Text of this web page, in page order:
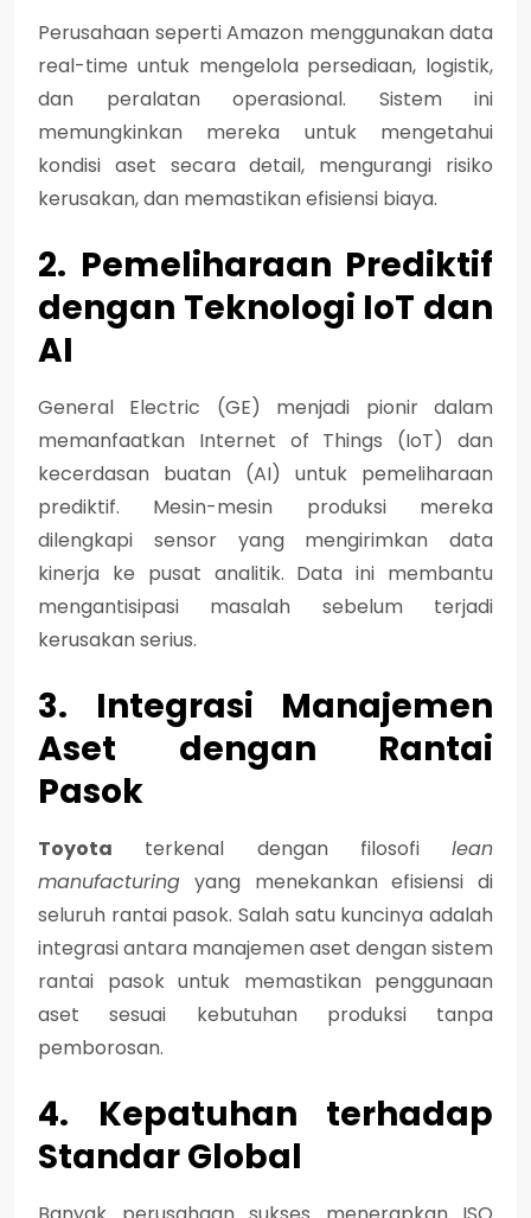
Perusahaan sepertiAmazon menggunakan data
real-time untuk mengelola persediaan, logistik,
dan peralatan operasional. Sistem ini
memungkinkan mereka untuk mengetahui
kondisi aset secara detail, mengurangi risiko
kerusakan, dan memastikan efisiensi biaya.
2. Pemeliharaan Prediktif
dengan Teknologi IoT dan
AI
General Electric (GE) menjadi pionir dalam
memanfaatkan Internet of Things (IoT) dan
kecerdasan buatan (AI) untuk pemeliharaan
prediktif. Mesin-mesin produksi mereka
dilengkapi sensor yang mengirimkan data
kinerja ke pusat analitik. Data ini membantu
mengantisipasi masalah sebelum terjadi
kerusakan serius.
3. Integrasi Manajemen
Aset dengan Rantai
Pasok
Toyota terkenal dengan filosofi lean
manufacturing yang menekankan efisiensi di
seluruh rantai pasok. Salah satu kuncinya adalah
integrasi antara manajemen aset dengan sistem
rantai pasok untuk memastikan penggunaan
aset sesuai kebutuhan produksi tanpa
pemborosan.
4. Kepatuhan terhadap
Standar Global